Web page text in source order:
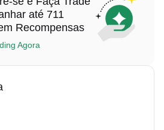
até 711
Recompensas
Agora